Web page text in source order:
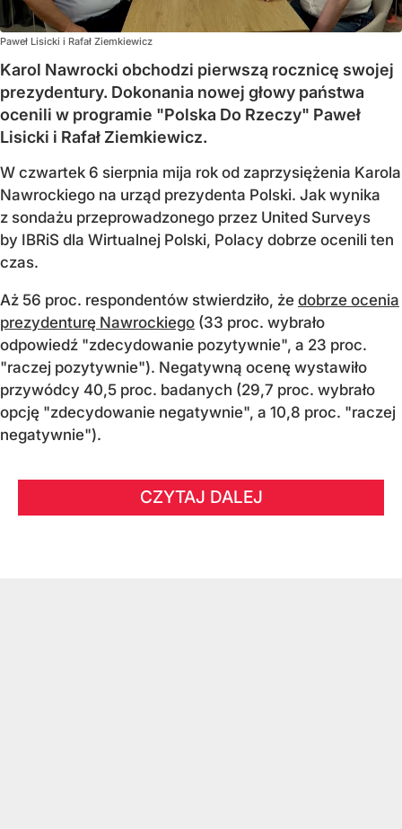
Paweł Lisicki i Rafał Ziemkiewicz
Karol Nawrocki obchodzi pierwszą rocznicę swojej
prezydentury. Dokonania nowej głowy państwa
ocenili w programie "Polska Do Rzeczy" Paweł
Lisicki i Rafał Ziemkiewicz.
W czwartek 6 sierpnia mija rok od zaprzysiężenia Karola
Nawrockiego na urząd prezydenta Polski. Jak wynika
z sondażu przeprowadzonego przez United Surveys
by IBRiS dla Wirtualnej Polski, Polacy dobrze ocenili ten
czas.
Aż 56 proc. respondentów stwierdziło, że dobrze ocenia
prezydenturę Nawrockiego (33 proc. wybrało
odpowiedź "zdecydowanie pozytywnie", a 23 proc.
"raczej pozytywnie"). Negatywną ocenę wystawiło
przywódcy 40,5 proc. badanych (29,7 proc. wybrało
opcję "zdecydowanie negatywnie", a 10,8 proc. "raczej
negatywnie").
CZYTAJ DALEJ